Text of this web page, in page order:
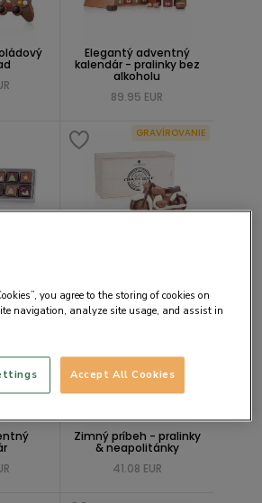
Elegantý adventný
kalendár - pralinky bez
alkoholu
89.95 EUR
GRAVÍROVANIE
Zimný príbeh - pralinky
& neapolitánky
41.08 EUR
you agree to the storing of cookies on
navigation, analyze site usage, and assist in
Accept All Cookies